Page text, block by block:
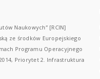
Naukowych” [RCIN]
ze środków Europejskiego
Programu Operacyjnego
Priorytet 2. Infrastruktura